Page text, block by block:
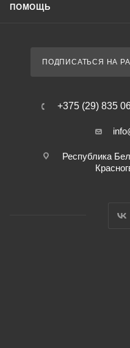
ПОМОЩЬ
ПОДПИСАТЬСЯ НА
+375 (29) 835
Республика